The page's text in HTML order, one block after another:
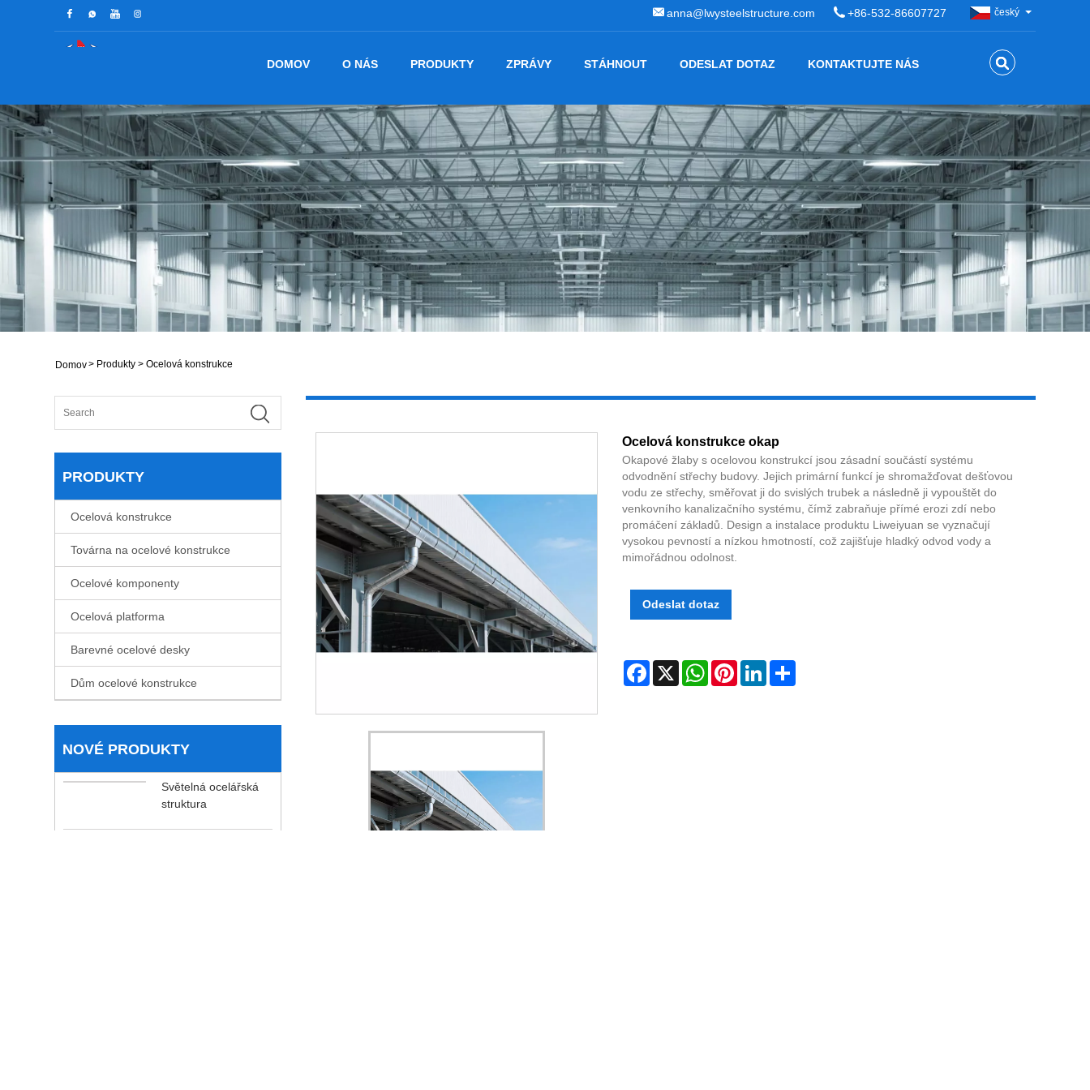
+86-532-86607727
anna@lwysteelstructure.com český
DOMOV O NÁS PRODUKTY ZPRÁVY STÁHNOUT ODESLAT DOTAZ KONTAKTUJTE NÁS
Domov> Produkty >Ocelová konstrukce
PRODUKTY
Ocelová konstrukce
Továrna na ocelové konstrukce
Ocelové komponenty
Ocelová platforma
Barevné ocelové desky
Dům ocelové konstrukce
NOVÉ PRODUKTY
Světelná ocelářská
struktura
Ocelová konstrukce okap
Okapové žlaby s ocelovou konstrukcí jsou zásadní součástí systému
odvodnění střechy budovy. Jejich primární funkcí je shromažďovat dešťovou
vodu ze střechy, směřovat ji do svislých trubek a následně ji vypouštět do
venkovního kanalizačního systému, čímž zabraňuje přímé erozi zdí nebo
promáčení základů. Design a instalace produktu Liweiyuan se vyznačují
vysokou pevností a nízkou hmotností, což zajišťuje hladký odvod vody a
mimořádnou odolnost.
Odeslat dotaz
Facebook
X WhatsAppPinterestLinkedIn